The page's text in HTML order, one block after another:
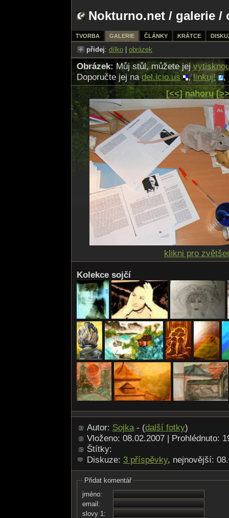
Nokturno.net / galerie /
TVORBA GALERIE ČLÁNKY KRÁTCE
přidej: dílko obrázek
Obrázek: Můj stůl, můžete jej
Doporučte jej nadel.icio.us ,linkuj! ,
[<<] nahoru
klikni pro
Kolekce sojčí
Autor: Sojka - (další fotky)
Vloženo: 08.02.2007 | Prohlédnuto:
Štítky:
Diskuze: 3 příspěvky, nejnovější:
Přidat komentář
jméno:
email:
slovy 1: